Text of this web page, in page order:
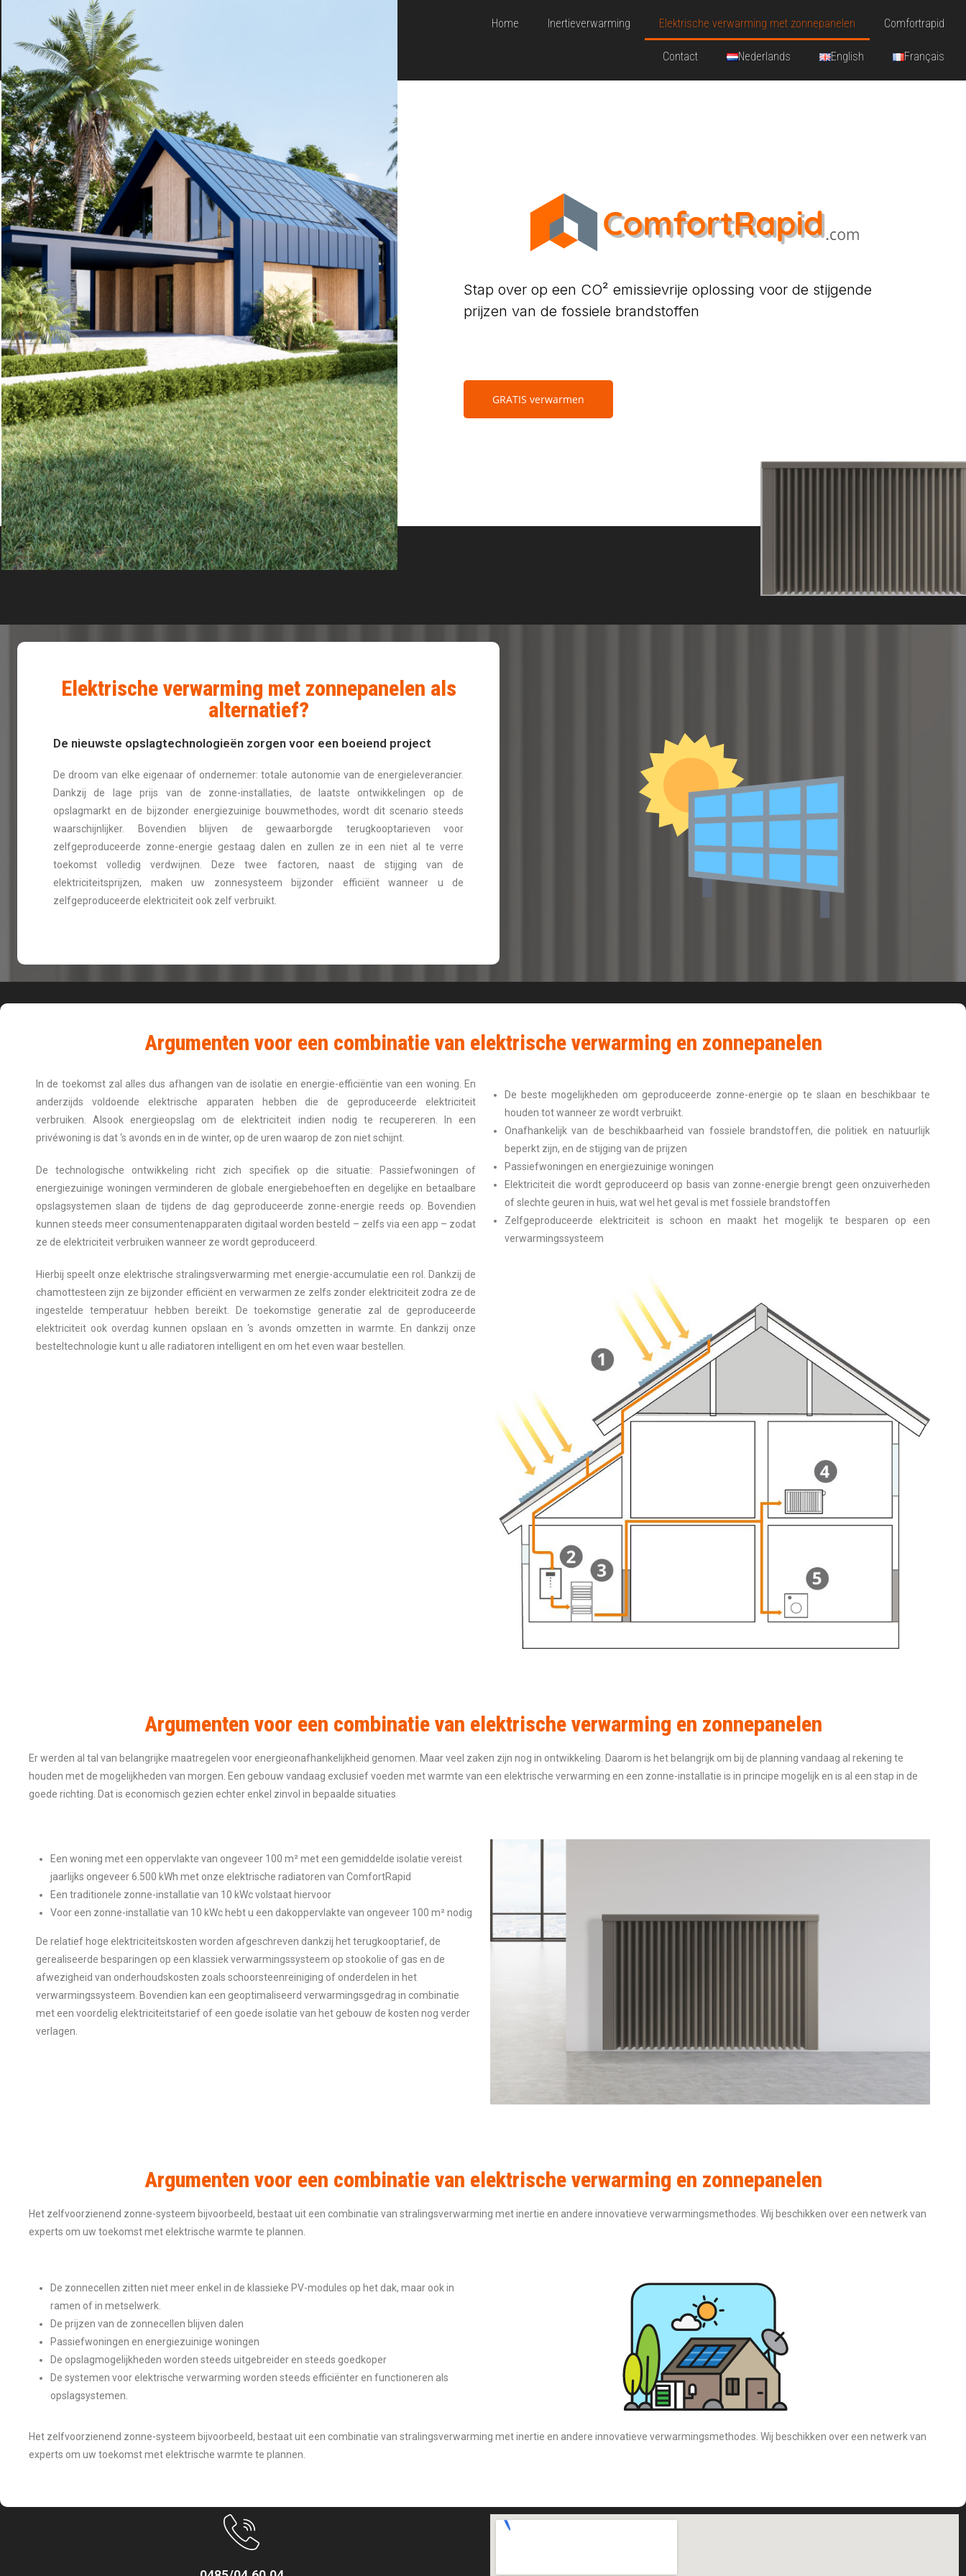
Home Inertieverwarming Elektrische verwarming met zonnepanelen Comfortrapid
Contact Nederlands English Français
Stap over op een CO² emissievrije oplossing voor de stijgende
prijzen van de fossiele brandstoffen
GRATIS verwarmen
Elektrische verwarming met zonnepanelen als
alternatief?
De nieuwste opslagtechnologieën zorgen voor een boeiend project
De droom van elke eigenaar of ondernemer: totale autonomie van de energieleverancier.
Dankzij de lage prijs van de zonne-installaties, de laatste ontwikkelingen op de
opslagmarkt en de bijzonder energiezuinige bouwmethodes, wordt dit scenario steeds
waarschijnlijker. Bovendien blijven de gewaarborgde terugkooptarieven voor
zelfgeproduceerde zonne-energie gestaag dalen en zullen ze in een niet al te verre
toekomst volledig verdwijnen. Deze twee factoren, naast de stijging van de
elektriciteitsprijzen, maken uw zonnesysteem bijzonder efficiënt wanneer u de
zelfgeproduceerde elektriciteit ook zelf verbruikt.
Argumenten voor een combinatie van elektrische verwarming en zonnepanelen
In de toekomst zal alles dus afhangen van de isolatie en energie-efficiëntie van een woning. En
anderzijds voldoende elektrische apparaten hebben die de geproduceerde elektriciteit
verbruiken. Alsook energieopslag om de elektriciteit indien nodig te recupereren. In een
privéwoning is dat ‘s avonds en in de winter, op de uren waarop de zon niet schijnt.
De technologische ontwikkeling richt zich specifiek op die situatie: Passiefwoningen of
energiezuinige woningen verminderen de globale energiebehoeften en degelijke en betaalbare
opslagsystemen slaan de tijdens de dag geproduceerde zonne-energie reeds op. Bovendien
kunnen steeds meer consumentenapparaten digitaal worden besteld – zelfs via een app – zodat
ze de elektriciteit verbruiken wanneer ze wordt geproduceerd.
Hierbij speelt onze elektrische stralingsverwarming met energie-accumulatie een rol. Dankzij de
chamottesteen zijn ze bijzonder efficiënt en verwarmen ze zelfs zonder elektriciteit zodra ze de
ingestelde temperatuur hebben bereikt. De toekomstige generatie zal de geproduceerde
elektriciteit ook overdag kunnen opslaan en ‘s avonds omzetten in warmte. En dankzij onze
besteltechnologie kunt u alle radiatoren intelligent en om het even waar bestellen.
De beste mogelijkheden om geproduceerde zonne-energie op te slaan en beschikbaar te
houden tot wanneer ze wordt verbruikt.
Onafhankelijk van de beschikbaarheid van fossiele brandstoffen, die politiek en natuurlijk
beperkt zijn, en de stijging van de prijzen
Passiefwoningen en energiezuinige woningen
Elektriciteit die wordt geproduceerd op basis van zonne-energie brengt geen onzuiverheden
of slechte geuren in huis, wat wel het geval is met fossiele brandstoffen
Zelfgeproduceerde elektriciteit is schoon en maakt het mogelijk te besparen op een
verwarmingssysteem
Argumenten voor een combinatie van elektrische verwarming en zonnepanelen
Er werden al tal van belangrijke maatregelen voor energieonafhankelijkheid genomen. Maar veel zaken zijn nog in ontwikkeling. Daarom is het belangrijk om bij de planning vandaag al rekening te
houden met de mogelijkheden van morgen. Een gebouw vandaag exclusief voeden met warmte van een elektrische verwarming en een zonne-installatie is in principe mogelijk en is al een stap in de
goede richting. Dat is economisch gezien echter enkel zinvol in bepaalde situaties
Een woning met een oppervlakte van ongeveer 100 m² met een gemiddelde isolatie vereist
jaarlijks ongeveer 6.500 kWh met onze elektrische radiatoren van ComfortRapid
Een traditionele zonne-installatie van 10 kWc volstaat hiervoor
Voor een zonne-installatie van 10 kWc hebt u een dakoppervlakte van ongeveer 100 m² nodig
De relatief hoge elektriciteitskosten worden afgeschreven dankzij het terugkooptarief, de
gerealiseerde besparingen op een klassiek verwarmingssysteem op stookolie of gas en de
afwezigheid van onderhoudskosten zoals schoorsteenreiniging of onderdelen in het
verwarmingssysteem. Bovendien kan een geoptimaliseerd verwarmingsgedrag in combinatie
met een voordelig elektriciteitstarief of een goede isolatie van het gebouw de kosten nog verder
verlagen.
Argumenten voor een combinatie van elektrische verwarming en zonnepanelen
Het zelfvoorzienend zonne-systeem bijvoorbeeld, bestaat uit een combinatie van stralingsverwarming met inertie en andere innovatieve verwarmingsmethodes. Wij beschikken over een netwerk van
experts om uw toekomst met elektrische warmte te plannen.
De zonnecellen zitten niet meer enkel in de klassieke PV-modules op het dak, maar ook in
ramen of in metselwerk.
De prijzen van de zonnecellen blijven dalen
Passiefwoningen en energiezuinige woningen
De opslagmogelijkheden worden steeds uitgebreider en steeds goedkoper
De systemen voor elektrische verwarming worden steeds efficiënter en functioneren als
opslagsystemen.
Het zelfvoorzienend zonne-systeem bijvoorbeeld, bestaat uit een combinatie van stralingsverwarming met inertie en andere innovatieve verwarmingsmethodes. Wij beschikken over een netwerk van
experts om uw toekomst met elektrische warmte te plannen.